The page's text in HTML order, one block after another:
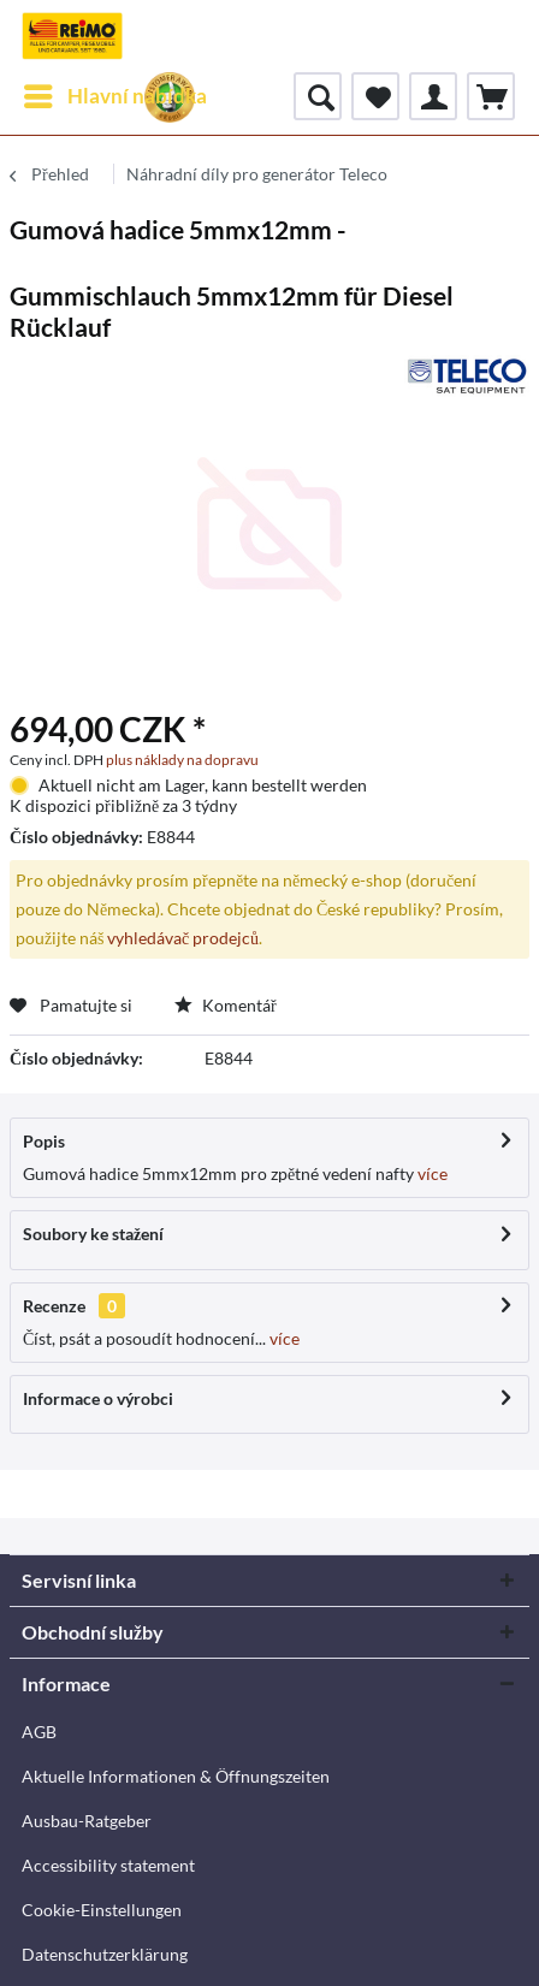
Hlavní nabídka
Přehled Náhradní díly pro generátor Teleco
Gumová hadice 5mmx12mm -
Gummischlauch 5mmx12mm für Diesel
Rücklauf
694,00 CZK *
Ceny incl. DPH plus náklady na dopravu
Aktuell nicht am Lager, kann bestellt werden
K dispozici přibližně za 3 týdny
Číslo objednávky: E8844
Pro objednávky prosím přepněte na německý e-shop (doručení
pouze do Německa). Chcete objednat do České republiky? Prosím,
použijte nášvyhledávač prodejců.
Pamatujte si Komentář
Číslo objednávky: E8844
Popis
Gumová hadice 5mmx12mm pro zpětné vedení naftyvíce
Soubory ke stažení
Recenze
0
Číst, psát a posoudít hodnocení...více
Informace o výrobci
Servisní linka
Obchodní služby
Informace
AGB
Aktuelle Informationen & Öffnungszeiten
Ausbau-Ratgeber
Accessibility statement
Cookie-Einstellungen
Datenschutzerklärung